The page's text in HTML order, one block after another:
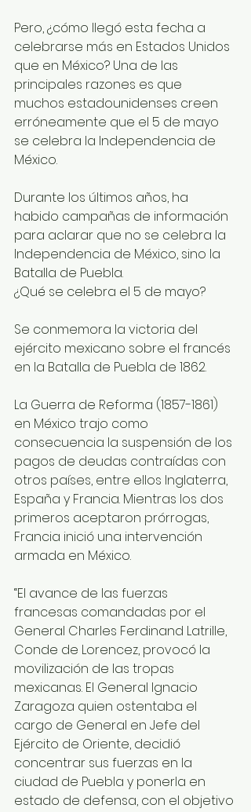
Pero, ¿cómo llegó esta fecha a
celebrarse más en Estados Unidos
que en México? Una de las
principales razones es que
muchos estadounidenses creen
erróneamente que el 5 de mayo
se celebra la Independencia de
México.
Durante los últimos años, ha
habido campañas de información
para aclarar que no se celebra la
Independencia de México, sino la
Batalla de Puebla.
¿Qué se celebra el 5 de mayo?
Se conmemora la victoria del
ejército mexicano sobre el francés
en la Batalla de Puebla de 1862.
La Guerra de Reforma (1857-1861)
en México trajo como
consecuencia la suspensión de los
pagos de deudas contraídas con
otros países, entre ellos Inglaterra,
España y Francia. Mientras los dos
primeros aceptaron prórrogas,
Francia inició una intervención
armada en México.
“El avance de las fuerzas
francesas comandadas por el
General Charles Ferdinand Latrille,
Conde de Lorencez, provocó la
movilización de las tropas
mexicanas. El General Ignacio
Zaragoza quien ostentaba el
cargo de General en Jefe del
Ejército de Oriente, decidió
concentrar sus fuerzas en la
ciudad de Puebla y ponerla en
estado de defensa, con el objetivo